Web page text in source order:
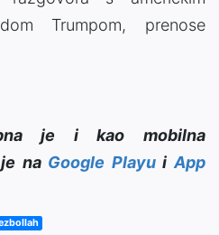
Trumpom, prenose
je i kao mobilna
na Google PlayuiApp